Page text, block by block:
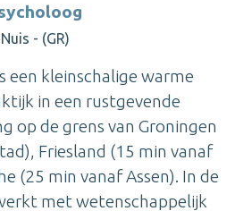
Nuis - (GR)
een kleinschalige warme
in een rustgevende
op de grens van Groningen
Friesland (15 min vanaf
(25 min vanaf Assen). In de
met wetenschappelijk